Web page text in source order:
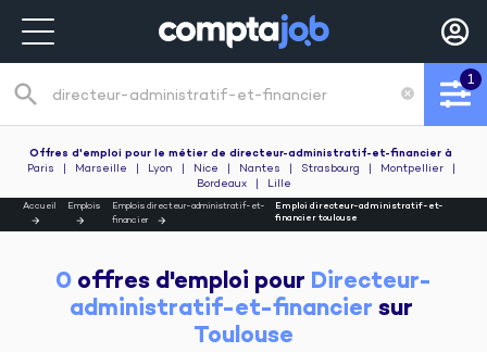
Recherche de poste
search cancel
1
Offres d'emploi pour le métier de directeur-administratif-et-financier à
Paris
Marseille Lyon Nice Nantes Strasbourg Montpellier
Bordeaux
Lille
Accueil Emplois
Emplois directeur-administratif-et-
financier
Emploi directeur-administratif-et-
financier toulouse
0 offres d'emploi pour Directeur-
administratif-et-financier
Toulouse